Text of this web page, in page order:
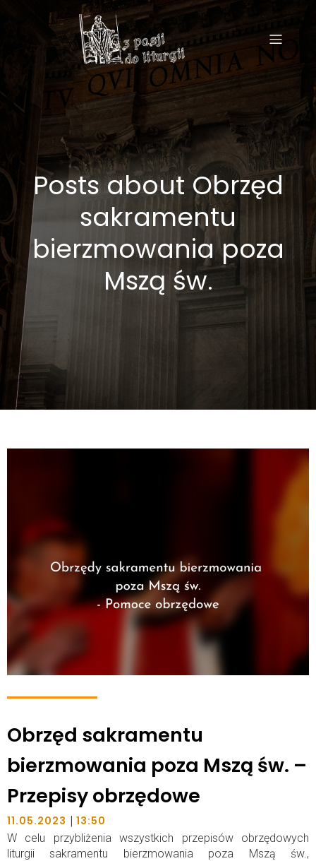
Posts about Obrzęd
sakramentu
bierzmowania poza
Mszą św.
Obrzęd sakramentu
bierzmowania poza Mszą św. –
Przepisy obrzędowe
11.05.2023 | 13:50
W celu przybliżenia wszystkich przepisów obrzędowych
liturgii sakramentu bierzmowania poza Mszą św.,